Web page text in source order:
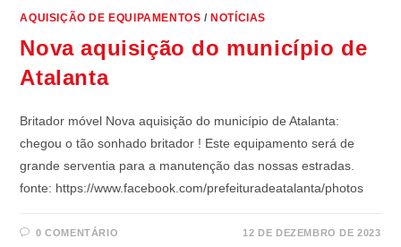
AQUISIÇÃO DE EQUIPAMENTOS / NOTÍCIAS
Nova aquisição do município de
Atalanta
Britador móvel Nova aquisição do município de Atalanta:
chegou o tão sonhado britador ! Este equipamento será de
grande serventia para a manutenção das nossas estradas.
fonte: https://www.facebook.com/prefeituradeatalanta/photos
0 COMENTÁRIO 12 DE DEZEMBRO DE 2023